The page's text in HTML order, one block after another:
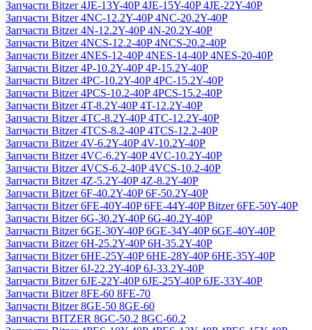
Запчасти Bitzer 4JE-13Y-40P 4JE-15Y-40P 4JE-22Y-40P
Запчасти Bitzer 4NC-12.2Y-40P 4NC-20.2Y-40P
Запчасти Bitzer 4N-12.2Y-40P 4N-20.2Y-40P
Запчасти Bitzer 4NCS-12.2-40P 4NCS-20.2-40P
Запчасти Bitzer 4NES-12-40P 4NES-14-40P 4NES-20-40P
Запчасти Bitzer 4P-10.2Y-40P 4P-15.2Y-40P
Запчасти Bitzer 4PC-10.2Y-40P 4PC-15.2Y-40P
Запчасти Bitzer 4PCS-10.2-40P 4PCS-15.2-40P
Запчасти Bitzer 4T-8.2Y-40P 4T-12.2Y-40P
Запчасти Bitzer 4TC-8.2Y-40P 4TC-12.2Y-40P
Запчасти Bitzer 4TCS-8.2-40P 4TCS-12.2-40P
Запчасти Bitzer 4V-6.2Y-40P 4V-10.2Y-40P
Запчасти Bitzer 4VC-6.2Y-40P 4VC-10.2Y-40P
Запчасти Bitzer 4VCS-6.2-40P 4VCS-10.2-40P
Запчасти Bitzer 4Z-5.2Y-40P 4Z-8.2Y-40P
Запчасти Bitzer 6F-40.2Y-40P 6F-50.2Y-40P
Запчасти Bitzer 6FE-40Y-40P 6FE-44Y-40P Bitzer 6FE-50Y-40P
Запчасти Bitzer 6G-30.2Y-40P 6G-40.2Y-40P
Запчасти Bitzer 6GE-30Y-40P 6GE-34Y-40P 6GE-40Y-40P
Запчасти Bitzer 6H-25.2Y-40P 6H-35.2Y-40P
Запчасти Bitzer 6HE-25Y-40P 6HE-28Y-40P 6HE-35Y-40P
Запчасти Bitzer 6J-22.2Y-40P 6J-33.2Y-40P
Запчасти Bitzer 6JE-22Y-40P 6JE-25Y-40P 6JE-33Y-40P
Запчасти Bitzer 8FE-60 8FE-70
Запчасти Bitzer 8GE-50 8GE-60
Запчасти BITZER 8GC-50.2 8GC-60.2